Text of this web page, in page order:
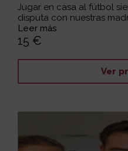
Jugar en casa al fútbol
disputa con nuestras
Leer más
15 €
Ver